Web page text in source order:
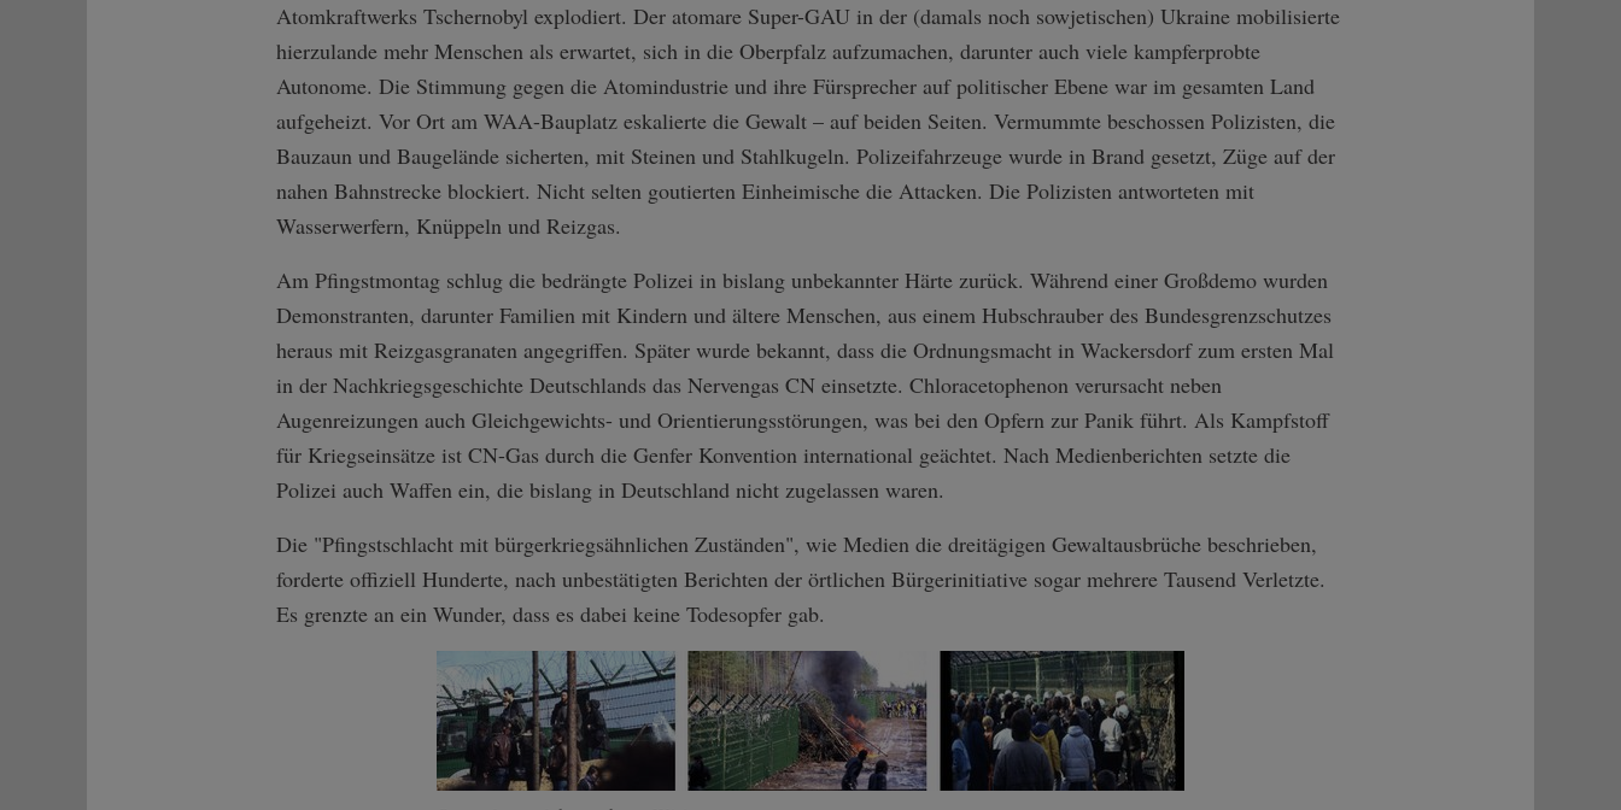
Atomkraftwerks Tschernobyl explodiert. Der atomare Super-GAU in der (damals noch sowjetischen) Ukraine mobilisierte
hierzulande mehr Menschen als erwartet, sich in die Oberpfalz aufzumachen, darunter auch viele kampferprobte
Autonome. Die Stimmung gegen die Atomindustrie und ihre Fürsprecher auf politischer Ebene war im gesamten Land
aufgeheizt. Vor Ort am WAA-Bauplatz eskalierte die Gewalt – auf beiden Seiten. Vermummte beschossen Polizisten, die
Bauzaun und Baugelände sicherten, mit Steinen und Stahlkugeln. Polizeifahrzeuge wurde in Brand gesetzt, Züge auf der
nahen Bahnstrecke blockiert. Nicht selten goutierten Einheimische die Attacken. Die Polizisten antworteten mit
Wasserwerfern, Knüppeln und Reizgas.
Am Pfingstmontag schlug die bedrängte Polizei in bislang unbekannter Härte zurück. Während einer Großdemo wurden
Demonstranten, darunter Familien mit Kindern und ältere Menschen, aus einem Hubschrauber des Bundesgrenzschutzes
heraus mit Reizgasgranaten angegriffen. Später wurde bekannt, dass die Ordnungsmacht in Wackersdorf zum ersten Mal
in der Nachkriegsgeschichte Deutschlands das Nervengas CN einsetzte. Chloracetophenon verursacht neben
Augenreizungen auch Gleichgewichts- und Orientierungsstörungen, was bei den Opfern zur Panik führt. Als Kampfstoff
für Kriegseinsätze ist CN-Gas durch die Genfer Konvention international geächtet. Nach Medienberichten setzte die
Polizei auch Waffen ein, die bislang in Deutschland nicht zugelassen waren.
Die "Pfingstschlacht mit bürgerkriegsähnlichen Zuständen", wie Medien die dreitägigen Gewaltausbrüche beschrieben,
forderte offiziell Hunderte, nach unbestätigten Berichten der örtlichen Bürgerinitiative sogar mehrere Tausend Verletzte.
Es grenzte an ein Wunder, dass es dabei keine Todesopfer gab.